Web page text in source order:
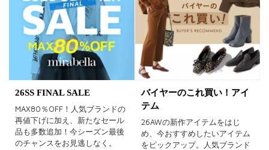
ベージュ ブラウン オレンジ
イエロー レッド ピンク
パープル グリーン ブルー
26SS FINAL SALE
MAX80％OFF！人気ブランドの
再値下げに加え、新たなセール
品も多数追加！今シーズン最後
のチャンスをお見逃しなく。
バイヤーのこれ買い！アイ
テム
26AWの新作アイテムをはじ
め、今おすすめしたいアイテム
をピックアップ。人気ブランド